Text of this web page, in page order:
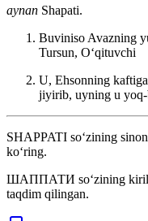
aynan Shapati.
Buviniso Avazning
Tursun, Oʻqituvchi
U, Ehsonning
jiyirib, uyning u yoq-
SHAPPATI so‘zining
ko‘ring.
ШАППАТИ so‘zining
taqdim qilingan.